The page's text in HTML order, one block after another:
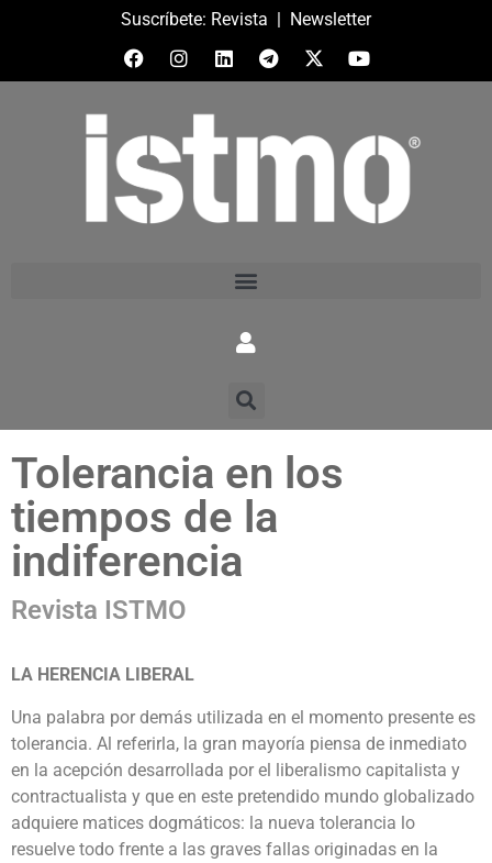
Suscríbete: Revista | Newsletter
Tolerancia en los
tiempos de la
indiferencia
Revista ISTMO
LA HERENCIA LIBERAL
Una palabra por demás utilizada en el momento presente es
tolerancia. Al referirla, la gran mayoría piensa de inmediato
en la acepción desarrollada por el liberalismo capitalista y
contractualista y que en este pretendido mundo globalizado
adquiere matices dogmáticos: la nueva tolerancia lo
resuelve todo frente a las graves fallas originadas en la